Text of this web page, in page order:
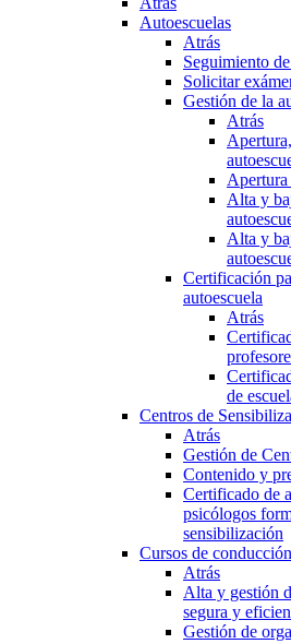
Autoescuelas
Atrás
Seguimiento
Solicitar
Gestión de la
Atrás
Apertura
Alta y
Alta y
Certificación
autoescuela
Atrás
de
Centros de
Atrás
Gestión de
Contenido y
Certificado de
psicólogos
sensibilización
Cursos de
Atrás
Alta y gestión
segura y
Gestión de